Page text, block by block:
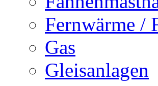
Fernwärme /
Gas
Gleisanlagen